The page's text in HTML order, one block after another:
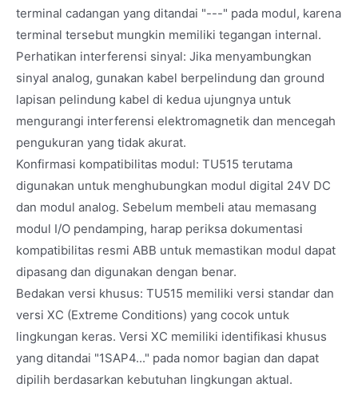
terminal cadangan yang ditandai "---" pada modul, karena
terminal tersebut mungkin memiliki tegangan internal.
Perhatikan interferensi sinyal: Jika menyambungkan
sinyal analog, gunakan kabel berpelindung dan ground
lapisan pelindung kabel di kedua ujungnya untuk
mengurangi interferensi elektromagnetik dan mencegah
pengukuran yang tidak akurat.
Konfirmasi kompatibilitas modul: TU515 terutama
digunakan untuk menghubungkan modul digital 24V DC
dan modul analog. Sebelum membeli atau memasang
modul I/O pendamping, harap periksa dokumentasi
kompatibilitas resmi ABB untuk memastikan modul dapat
dipasang dan digunakan dengan benar.
Bedakan versi khusus: TU515 memiliki versi standar dan
versi XC (Extreme Conditions) yang cocok untuk
lingkungan keras. Versi XC memiliki identifikasi khusus
yang ditandai "1SAP4..." pada nomor bagian dan dapat
dipilih berdasarkan kebutuhan lingkungan aktual.